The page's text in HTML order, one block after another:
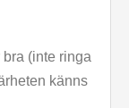
(inte ringa
känns